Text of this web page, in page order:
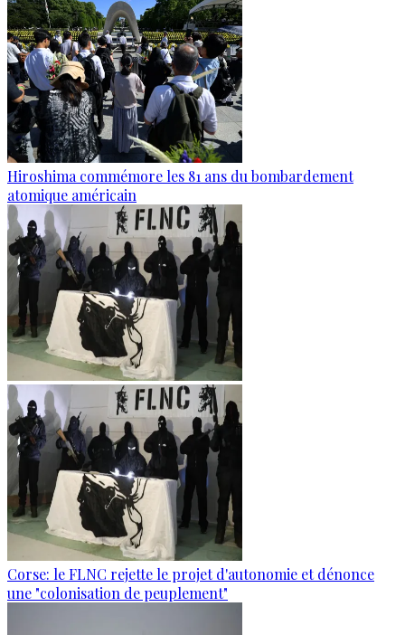
Hiroshima commémore les 81 ans du bombardement
atomique américain
Corse: le FLNC rejette le projet d'autonomie et dénonce
une "colonisation de peuplement"